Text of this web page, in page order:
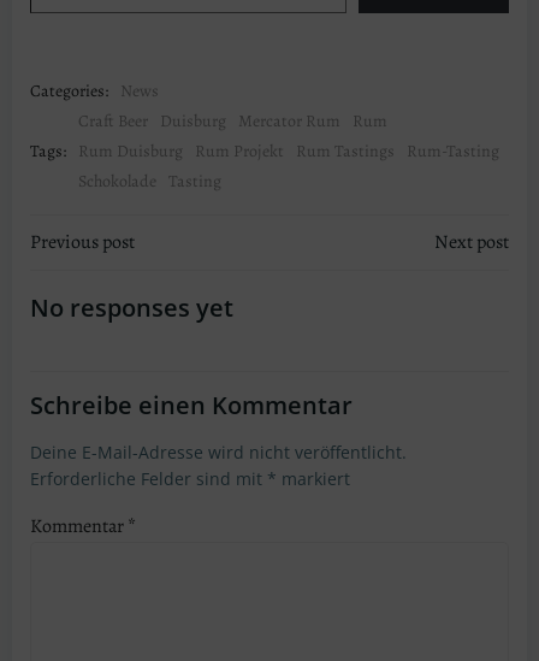
Categories: News
Tags:
Craft Beer Duisburg Mercator Rum
Rum
Rum Duisburg
Rum Projekt Rum Tastings
Rum-Tasting
Schokolade
Tasting
Post
navigation
Previous post Next post
No responses yet
Schreibe einen Kommentar
Deine E-Mail-Adresse wird nicht veröffentlicht.
Erforderliche Felder sind mit * markiert
Kommentar*